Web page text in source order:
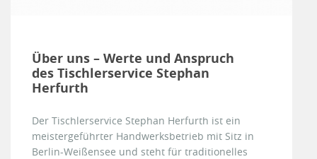
Über uns – Werte und Anspruch
des Tischlerservice Stephan
Herfurth
Der Tischlerservice Stephan Herfurth ist ein
meistergeführter Handwerksbetrieb mit Sitz in
Berlin-Weißensee und steht für traditionelles